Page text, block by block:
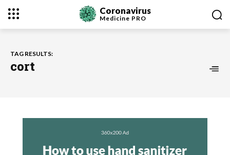
Coronavirus
Medicine PRO
TAG RESULTS:
cort